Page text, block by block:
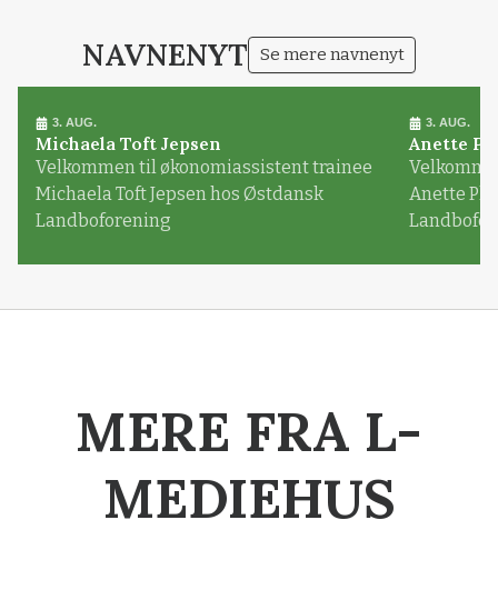
NAVNENYT Se mere navnenyt
3. AUG.
Michaela Toft Jepsen
Velkommen til økonomiassistent trainee
Michaela Toft Jepsen hos Østdansk
Landboforening
3. AUG.
Anette
Anette
MERE FRA L-
MEDIEHUS